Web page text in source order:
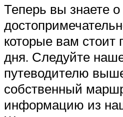
Теперь вы знаете
которые вам стоит
дня. Следуйте
путеводителю
собственный
информацию из